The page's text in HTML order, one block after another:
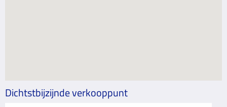
Dichtstbijzijnde verkooppunt